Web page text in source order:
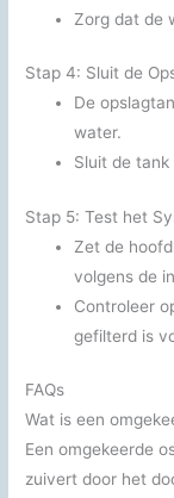
Zorg dat de
Stap 4: Sluit de
De
water.
Sluit de
Stap 5: Test het
Zet de
volgens de
Controleer
gefilterd is
FAQs
Wat is een
Een omgekeerde
zuivert door het